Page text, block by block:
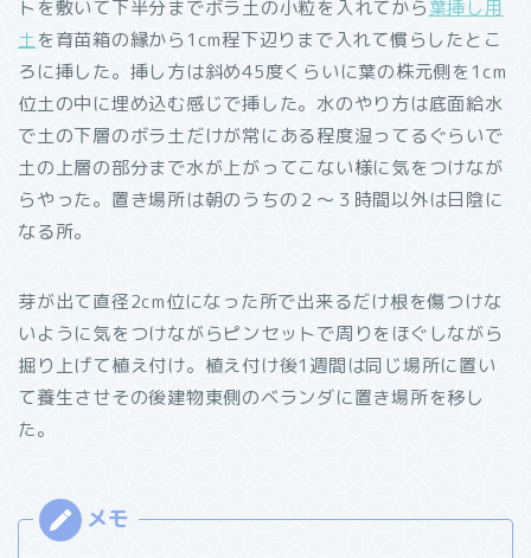
トを敷いて下半分までボラ土の小粒を入れてから葉挿し用
土 を育苗箱の縁から1cm程下辺りまで入れて慣らしたとこ
ろに挿した。挿し方は斜め45度くらいに葉の株元側を1cm
位土の中に埋め込む感じで挿した。水のやり方は底面給水
で土の下層のボラ土だけが常にある程度湿ってるぐらいで
土の上層の部分まで水が上がってこない様に気をつけなが
らやった。置き場所は朝のうちの２～３時間以外は日陰に
なる所。
芽が出て直径2cm位になった所で出来るだけ根を傷つけな
いように気をつけながらピンセットで周りをほぐしながら
掘り上げて植え付け。植え付け後1週間は同じ場所に置い
て養生させその後建物東側のベランダに置き場所を移し
た。